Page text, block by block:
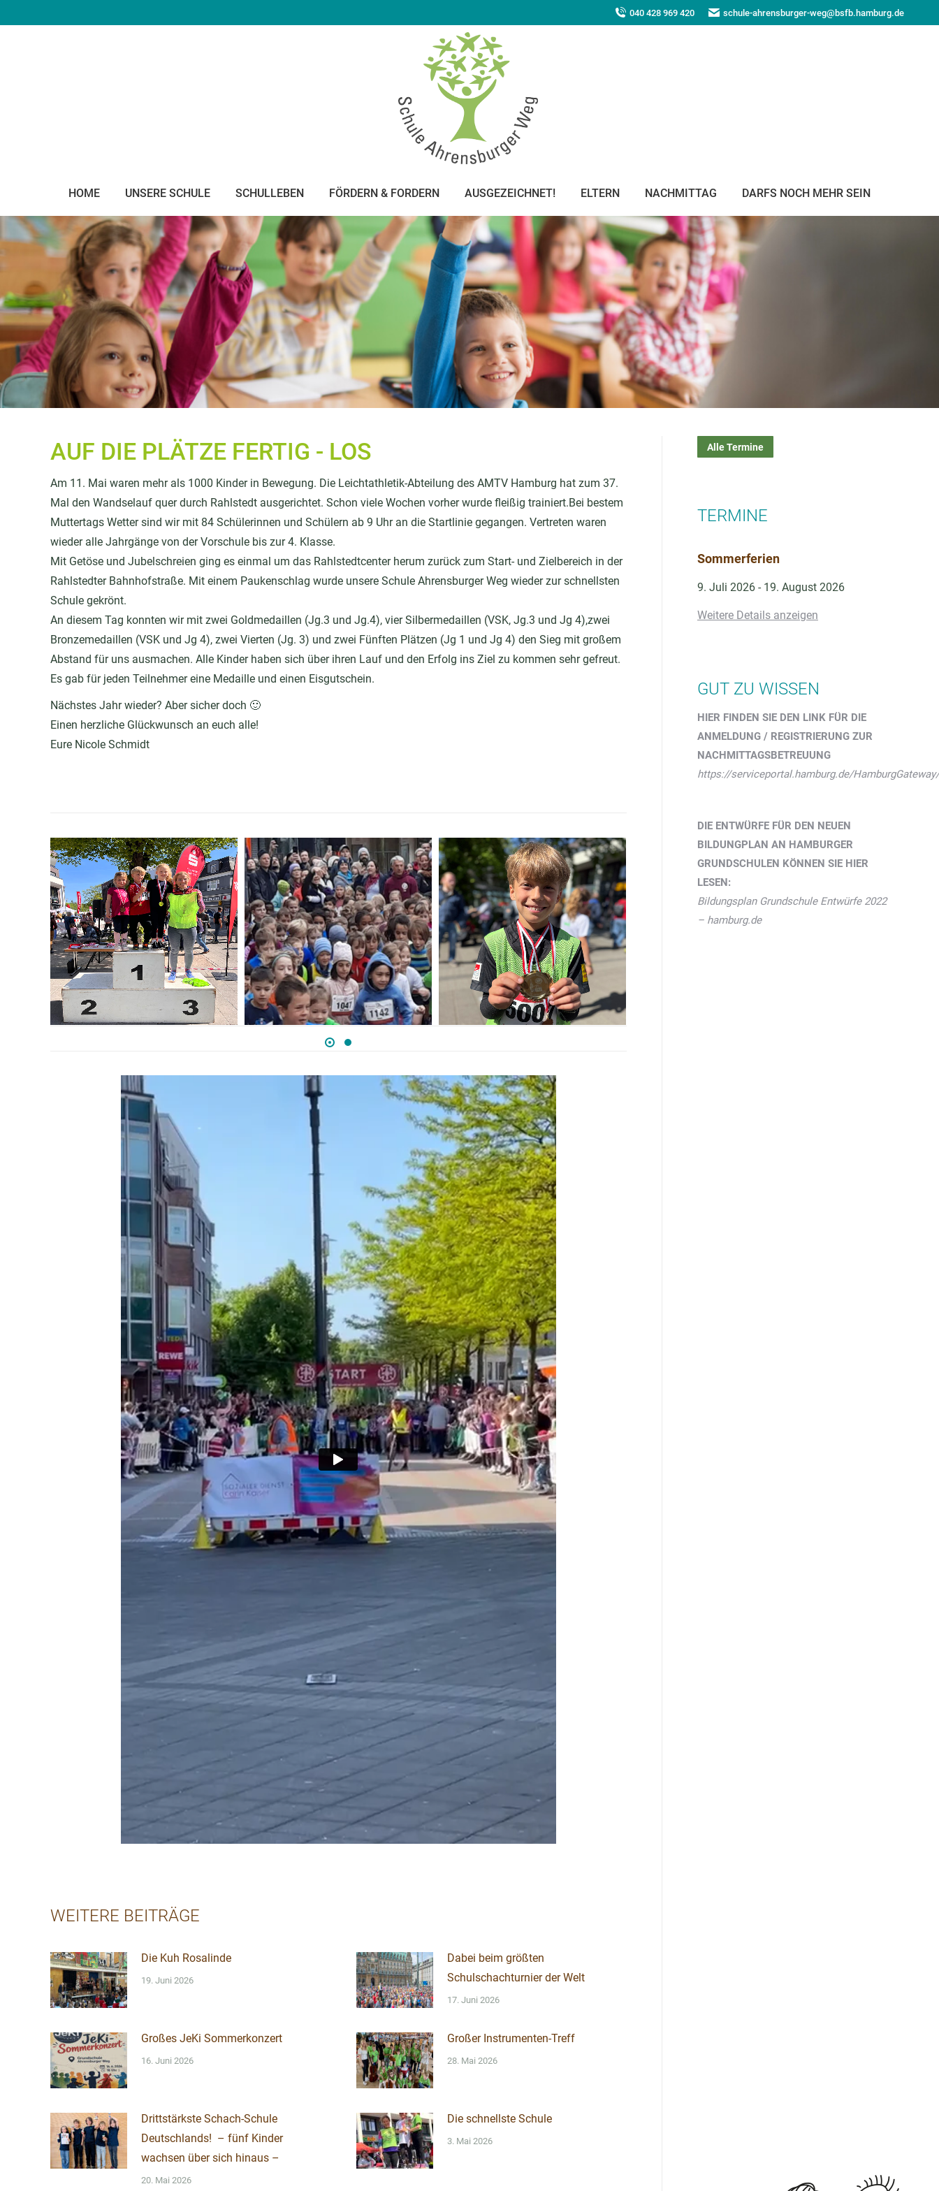
040 428 969 420 schule-ahrensburger-weg@bsfb.hamburg.de
HOME UNSERE SCHULE SCHULLEBEN FÖRDERN & FORDERN AUSGEZEICHNET! ELTERN NACHMITTAG DARFS NOCH MEHR SEIN
AUF DIE PLÄTZE FERTIG - LOS
Am 11. Mai waren mehr als 1000 Kinder in Bewegung. Die Leichtathletik-Abteilung des AMTV Hamburg hat zum 37.
Mal den Wandselauf quer durch Rahlstedt ausgerichtet. Schon viele Wochen vorher wurde fleißig trainiert.Bei bestem
Muttertags Wetter sind wir mit 84 Schülerinnen und Schülern ab 9 Uhr an die Startlinie gegangen. Vertreten waren
wieder alle Jahrgänge von der Vorschule bis zur 4. Klasse.
Mit Getöse und Jubelschreien ging es einmal um das Rahlstedtcenter herum zurück zum Start- und Zielbereich in der
Rahlstedter Bahnhofstraße. Mit einem Paukenschlag wurde unsere Schule Ahrensburger Weg wieder zur schnellsten
Schule gekrönt.
An diesem Tag konnten wir mit zwei Goldmedaillen (Jg.3 und Jg.4), vier Silbermedaillen (VSK, Jg.3 und Jg 4),zwei
Bronzemedaillen (VSK und Jg 4), zwei Vierten (Jg. 3) und zwei Fünften Plätzen (Jg 1 und Jg 4) den Sieg mit großem
Abstand für uns ausmachen. Alle Kinder haben sich über ihren Lauf und den Erfolg ins Ziel zu kommen sehr gefreut.
Es gab für jeden Teilnehmer eine Medaille und einen Eisgutschein.
Nächstes Jahr wieder? Aber sicher doch 🙂
Einen herzliche Glückwunsch an euch alle!
Eure Nicole Schmidt
WEITERE BEITRÄGE
Die Kuh Rosalinde
19. Juni 2026
Dabei beim größten
Schulschachturnier der Welt
17. Juni 2026
Großes JeKi Sommerkonzert
16. Juni 2026
Großer Instrumenten-Treff
28. Mai 2026
Drittstärkste Schach-Schule
Deutschlands! – fünf Kinder
wachsen über sich hinaus –
20. Mai 2026
Die schnellste Schule
3. Mai 2026
Alle Termine
TERMINE
Sommerferien
9. Juli 2026 - 19. August 2026
Weitere Details anzeigen
GUT ZU WISSEN
HIER FINDEN SIE DEN LINK FÜR DIE
ANMELDUNG / REGISTRIERUNG ZUR
NACHMITTAGSBETREUUNG
https://serviceportal.hamburg.de/
DIE ENTWÜRFE FÜR DEN NEUEN
BILDUNGPLAN AN HAMBURGER
GRUNDSCHULEN KÖNNEN SIE HIER
LESEN:
Bildungsplan Grundschule Entwürfe 2022
– hamburg.de